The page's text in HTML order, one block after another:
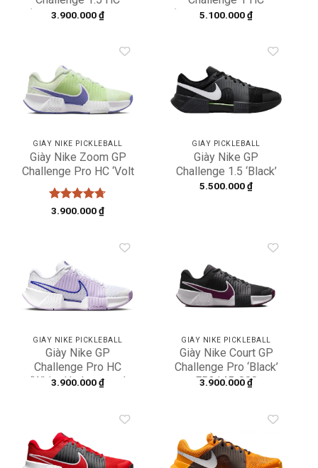
‘Green’ IQ5176-301
3.900.000₫
‘University Red Black
5.100.000₫
wishlist
GIÀY NIKE PICKLEBALL
Giày Nike Zoom GP
Challenge Pro HC ‘Volt
Tint White Sapphire’
IB6560-700
Được xếp
3.900.000₫
wishlist
GIÀY PICKLEBALL
Giày Nike GP
Challenge 1.5 ‘Black’
IQ5180-001
5.500.000₫
wishlist
GIÀY NIKE PICKLEBALL
Giày Nike GP
Challenge Pro HC
‘White Hydrangeas’
3.900.000₫
wishlist
GIÀY NIKE PICKLEBALL
Giày Nike Court GP
Challenge Pro ‘Black’
FB3145-008
3.900.000₫
wishlist
Add to
wishlist